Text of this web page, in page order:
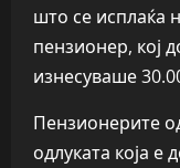
што се исплаќа
пензионер, кој
изнесуваше
Пензионерите
одлуката која